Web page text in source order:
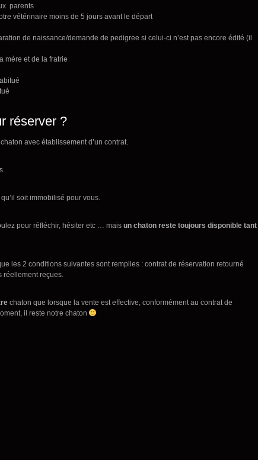
parents
vétérinaire moins de 5 jours avant le départ
de naissance/demande de pedigree si celui-ci n’est pas encore édité (il
mère et de la fratrie
réserver ?
avec établissement d’un contrat.
soit immobilisé pour vous.
pour réfléchir, hésiter etc … mais un chaton reste toujours disponible tant
les 2 conditions suivantes sont remplies : contrat de réservation retourné
réellement reçues.
chaton que lorsque la vente est effective, conformément au contrat de
il reste notre chaton